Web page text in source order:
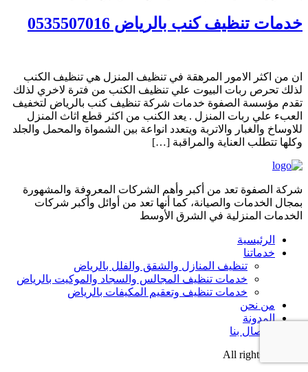
خدمات تنظيف كنب بالرياض 0535507016
ان من اكثر الامور المرهقة في تنظيف المنزل هي تنظيف الكنب
لذلك تحرص ربات البيوت علي تنظيف الكنب من فترة لاخري لذلك
تقدم مؤسسة الصفوة خدمات شركة تنظيف كنب بالرياض لتخفيف
العبء علي ربات المنزل . يعد الكنب من اكثر قطع اثاث المنزل
للاوساخ والغبار والاتربة ويتعدد انواعة بين الشمواة والمحمل والجلد
وكلها تتطلب العناية والمراقبة […]
شركة الصفوة تعد من أكبر وأهم الشركات المعروفة والمشهورة
بمجال الخدمات والصيانة، كما أنها تعد من أوائل وأكبر شركات
الخدمات المنزلية في الشرق الأوسط
الرئيسية
خدماتنا
تنظيف المنازل والشقق والفلل بالرياض
خدمات تنظيف المجالس والسجاد والموكيت بالرياض
خدمات تنظيف وتعقيم المكيفات بالرياض
من نحن
المدونة
الاتصال بنا
All rights reserved